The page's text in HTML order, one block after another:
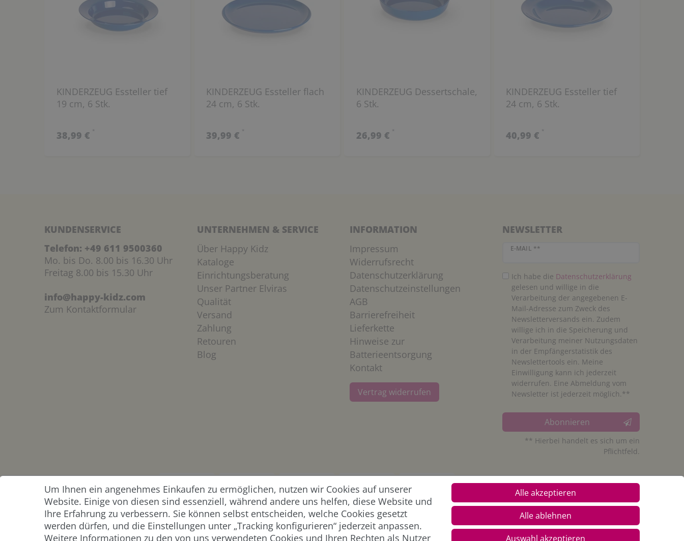
KINDERZEUG Essteller tief
19 cm, 6 Stk.
38,99 € *
KINDERZEUG Essteller flach
24 cm, 6 Stk.
39,99 € *
KINDERZEUG Dessertschale,
6 Stk.
26,99 € *
KINDERZEUG Essteller tief
24 cm, 6 Stk.
40,99 € *
KUNDENSERVICE
Telefon: +49 611 9500360
Mo. bis Do. 8.00 bis 16.30 Uhr
Freitag 8.00 bis 15.30 Uhr
info@happy-kidz.com
Zum Kontaktformular
UNTERNEHMEN & SERVICE
Über Happy Kidz
Kataloge
Einrichtungsberatung
Unser Partner Elviras
Qualität
Versand
Zahlung
Retouren
Blog
INFORMATION
Impressum
Widerrufsrecht
Datenschutzerklärung
Datenschutzeinstellungen
AGB
Barrierefreiheit
Lieferkette
Hinweise zur
Batterieentsorgung
Kontakt
Vertrag widerrufen
NEWSLETTER
E-MAIL **
Newsletter Honig
Ich habe die Daten­schutz­erklärung
gelesen und willige in die
Verarbeitung der angegebenen E-
Mail-Adresse zum Zweck des
Newsletterversands ein. Zudem
willige ich in die Speicherung und
Verarbeitung meiner Nutzungsdaten
in der Empfängerstatistik des
Newslettertools ein. Meine
Einwilligung kann ich jederzeit
widerrufen. Eine Abmeldung vom
Newsletter ist jederzeit möglich.**
Abonnieren
** Hierbei handelt es sich um ein
Pflichtfeld.
ZAHLUNG &
VERSAND
Um Ihnen ein angenehmes Einkaufen zu ermöglichen, nutzen wir Cookies auf unserer
Website. Einige von diesen sind essenziell, während andere uns helfen, diese Website und
Ihre Erfahrung zu verbessern. Sie können selbst entscheiden, welche Cookies gesetzt
werden dürfen, und die Einstellungen unter „Tracking konfigurieren“ jederzeit anpassen.
Weitere Informationen zu den von uns verwendeten Cookies und Ihren Rechten als Nutzer
Alle akzeptieren
Alle ablehnen
Auswahl akzeptieren